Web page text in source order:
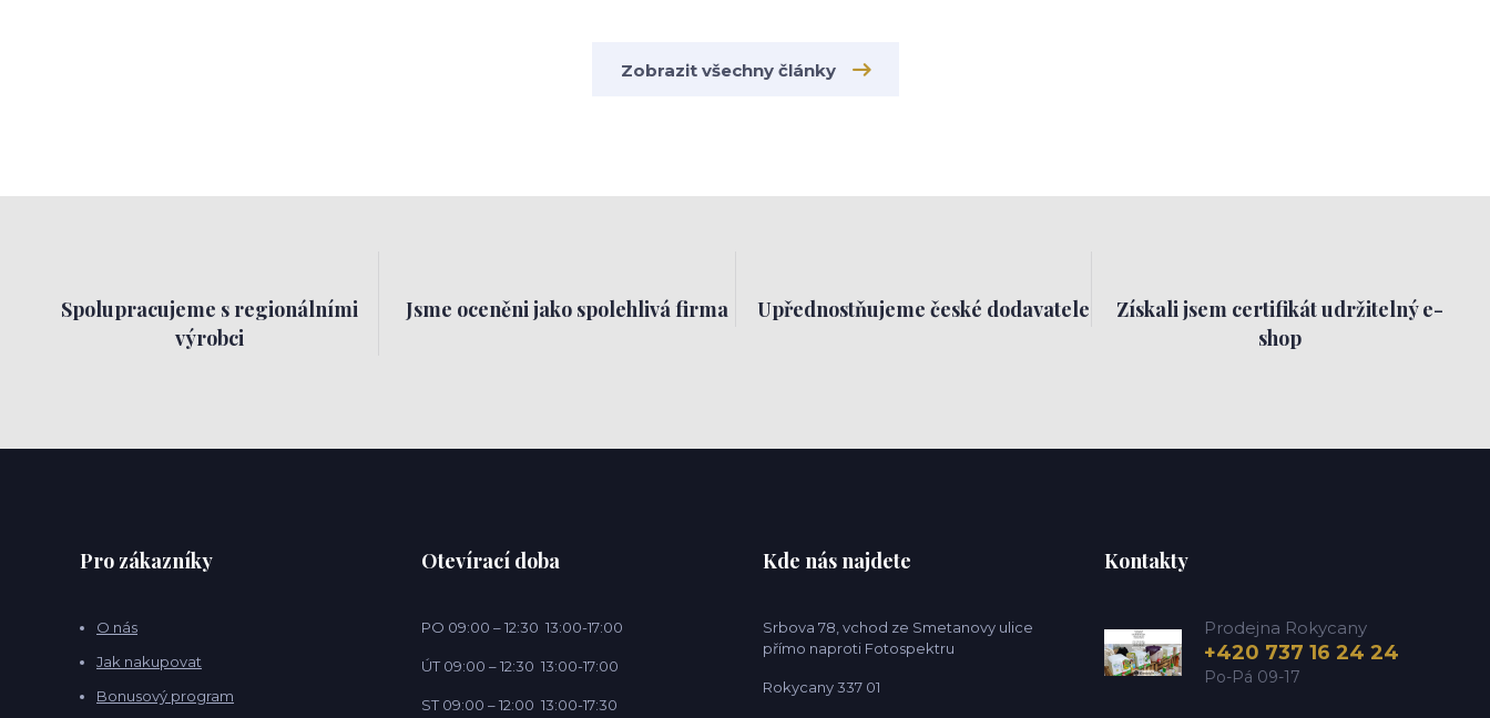
Zobrazit všechny články
Spolupracujeme s regionálními
výrobci
Jsme oceněni jako spolehlivá firma Upřednostňujeme české dodavatele
Získali jsem certifikát udržitelný e-
shop
Pro zákazníky
O nás
Jak nakupovat
Bonusový program
Otevírací doba
PO 09:00 – 12:30 13:00-17:00
ÚT 09:00 – 12:30 13:00-17:00
ST 09:00 – 12:00 13:00-17:30
Kde nás najdete
Srbova 78, vchod ze Smetanovy ulice
přímo naproti Fotospektru
Rokycany 337 01
Kontakty
Prodejna Rokycany
+420 737 16 24 24
Po-Pá 09-17